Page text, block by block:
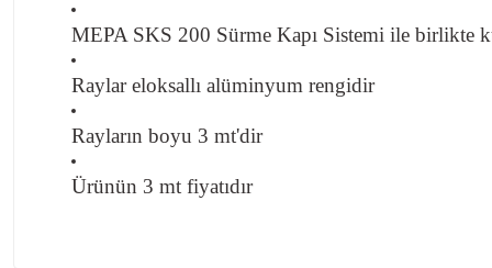
MEPA SKS 200 Sürme Kapı Sistemi ile birlikte
Raylar eloksallı alüminyum rengidir
Rayların boyu 3 mt'dir
Ürünün 3 mt fiyatıdır